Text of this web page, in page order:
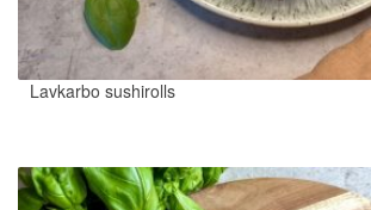
Lavkarbo sushirolls